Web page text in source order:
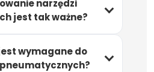
narzędzi
jest tak ważne?
wymagane do